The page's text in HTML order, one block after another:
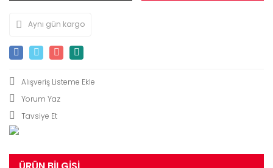
Aynı gün kargo
Yorum Yaz
Tavsiye Et